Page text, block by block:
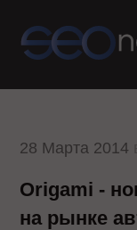
28 Марта 2014
Origami -
на рынке